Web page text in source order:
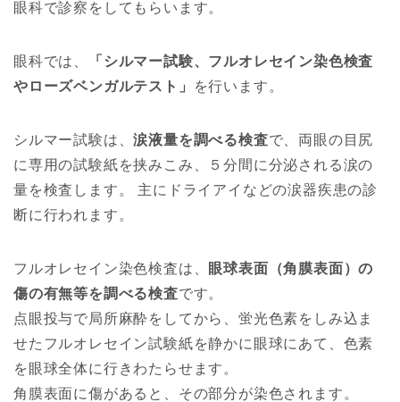
眼科で診察をしてもらいます。
眼科では、
「シルマー試験、フルオレセイン染色検査
やローズベンガルテスト」
を行います。
シルマー試験は、涙液量を調べる検査で、両眼の目尻
に専用の試験紙を挟みこみ、５分間に分泌される涙の
量を検査します。 主にドライアイなどの涙器疾患の診
断に行われます。
フルオレセイン染色検査は、 眼球表面（角膜表面）の
傷の有無等を調べる検査です。
点眼投与で局所麻酔をしてから、蛍光色素をしみ込ま
せたフルオレセイン試験紙を静かに眼球にあて、色素
を眼球全体に行きわたらせます。
角膜表面に傷があると、その部分が染色されます。